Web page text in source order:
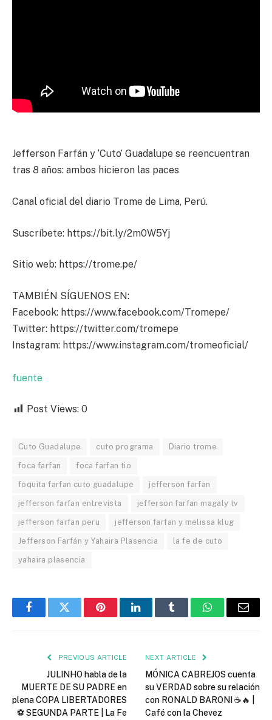
Jefferson Farfán y ‘Cuto’ Guadalupe se reencuentran
tras 8 años: ambos hicieron las paces
Canal oficial del diario Trome de Lima, Perú.
Suscríbete: https://bit.ly/2m0W5Yj
Sitio web: https://trome.pe/
TAMBIÉN SÍGUENOS EN:
Facebook: https://www.facebook.com/Tromepe/
Twitter: https://twitter.com/tromepe
Instagram: https://www.instagram.com/tromeoficial/
fuente
Post Views: 0
Cuto Guadalupe cuto programa Diario trome
foca farfan foca farfan tio
foquita farfan cuto guadalupe jefferson farfan
jefferson farfan entrevista jefferson farfan magaly tv
jefferson farfan peru jefferson farfan y melissa klug
Jefferson Farfán y Yahaira Plasencia la fe de cuto
yahaira plasencia
FacebookTwitter PinterestLinkedInTumblr WhatsAppEmail
PREVIOUS ARTICLE
JULINHO habla de la
MUERTE DE SU PADRE en
plena COPA LIBERTADORES
⚽ SEGUNDA PARTE | La Fe
NEXT ARTICLE
MÓNICA CABREJOS cuenta
su VERDAD sobre su relación
con RONALD BARONI ☕🔥 |
Café con la Chevez